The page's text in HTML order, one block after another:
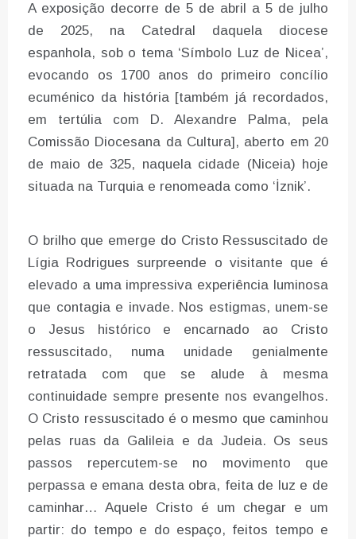
A exposição decorre de 5 de abril a 5 de julho
de 2025, na Catedral daquela diocese
espanhola, sob o tema ‘Símbolo Luz de Nicea’,
evocando os 1700 anos do primeiro concílio
ecuménico da história [também já recordados,
em tertúlia com D. Alexandre Palma, pela
Comissão Diocesana da Cultura], aberto em 20
de maio de 325, naquela cidade (Niceia) hoje
situada na Turquia e renomeada como ‘İznik’.
O brilho que emerge do Cristo Ressuscitado de
Lígia Rodrigues surpreende o visitante que é
elevado a uma impressiva experiência luminosa
que contagia e invade. Nos estigmas, unem-se
o Jesus histórico e encarnado ao Cristo
ressuscitado, numa unidade genialmente
retratada com que se alude à mesma
continuidade sempre presente nos evangelhos.
O Cristo ressuscitado é o mesmo que caminhou
pelas ruas da Galileia e da Judeia. Os seus
passos repercutem-se no movimento que
perpassa e emana desta obra, feita de luz e de
caminhar… Aquele Cristo é um chegar e um
partir: do tempo e do espaço, feitos tempo e